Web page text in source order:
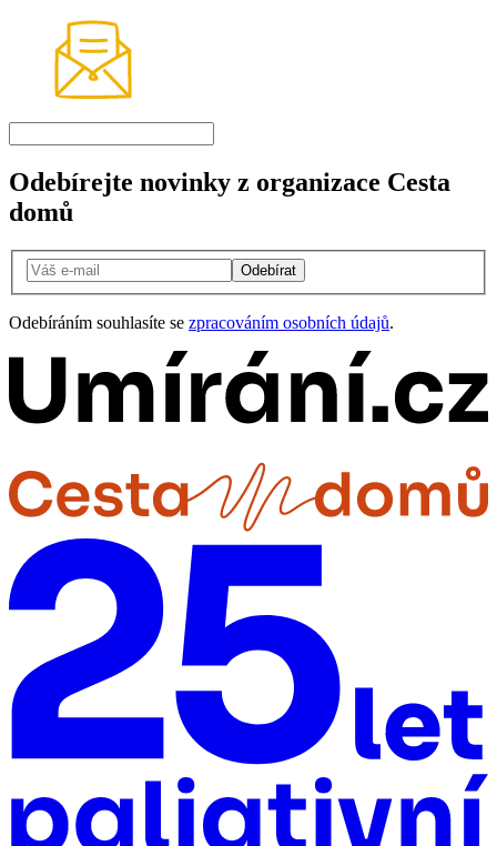
Odebírejte novinky z organizace Cesta
domů
Odebírat
Odebíráním souhlasíte se zpracováním osobních údajů.